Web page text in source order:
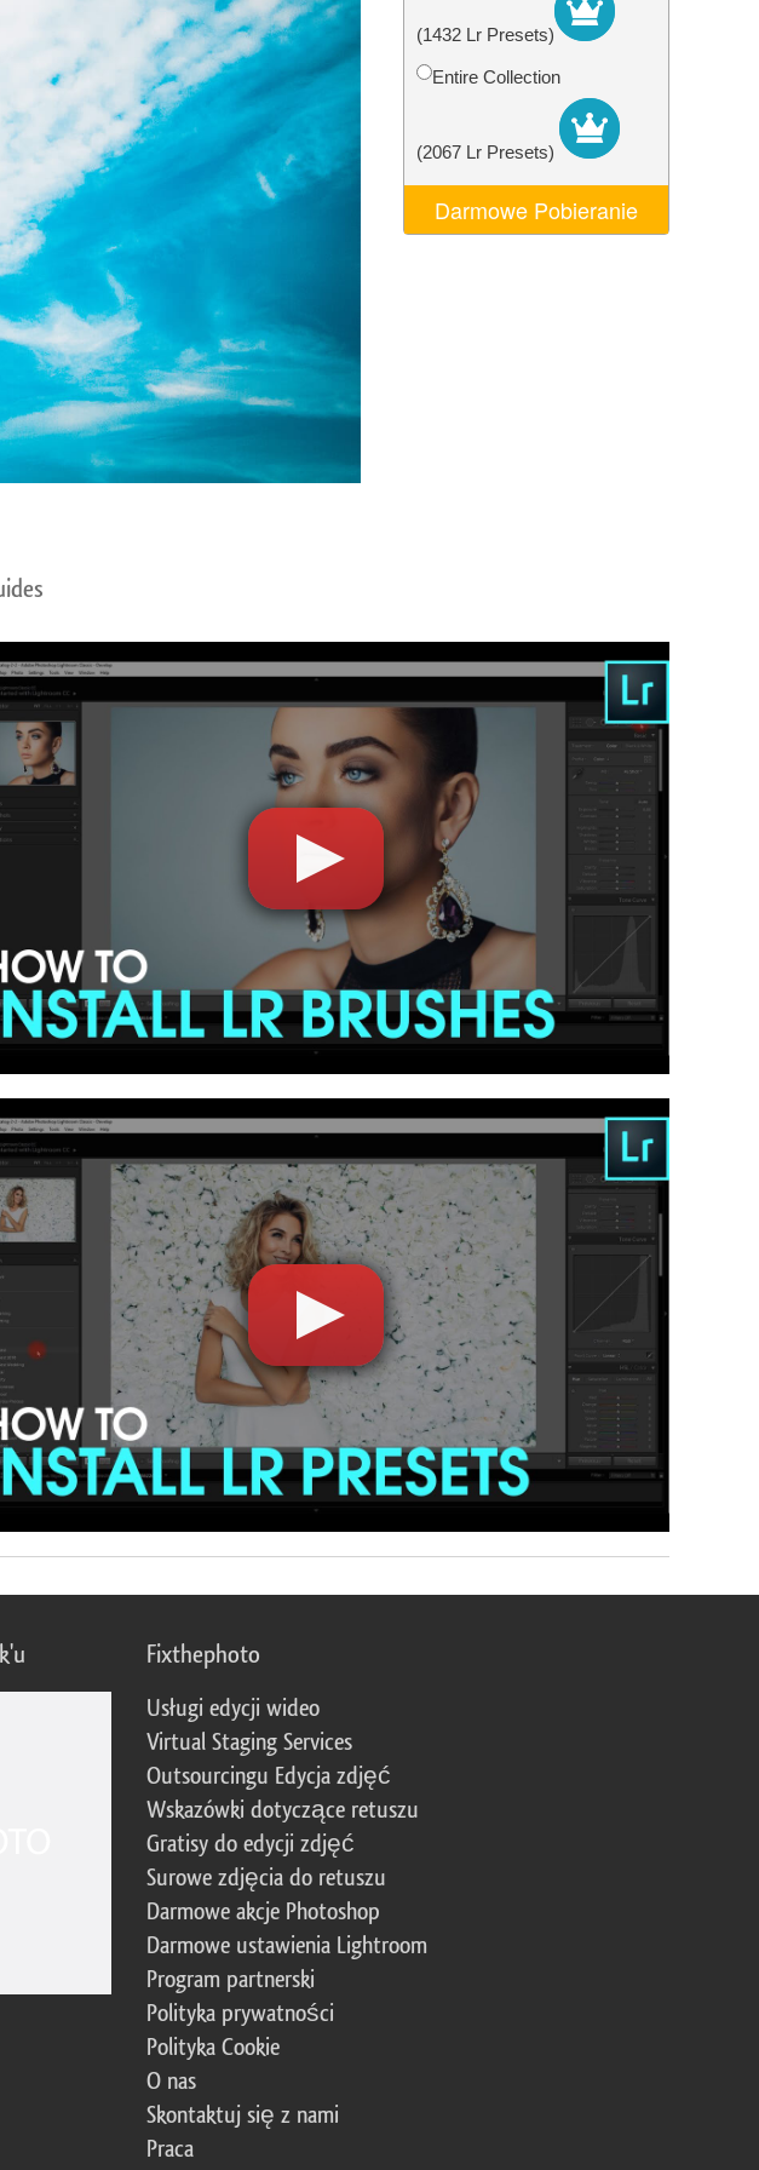
Dane Treningowe AI Video Editing Services(1432 Lr Presets)
Entire Collection
(2067 Lr Presets)
Darmowe Pobieranie
Fixthephoto
Usługi edycji wideo
Virtual Staging Services
Outsourcingu Edycja zdjęć
Wskazówki dotyczące retuszu
Gratisy do edycji zdjęć
Surowe zdjęcia do retuszu
Darmowe akcje Photoshop
Darmowe ustawienia Lightroom
Program partnerski
Polityka prywatności
Polityka Cookie
O nas
Skontaktuj się z nami
Praca